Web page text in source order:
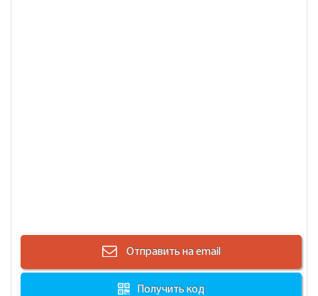
Отправить на email
Получить код